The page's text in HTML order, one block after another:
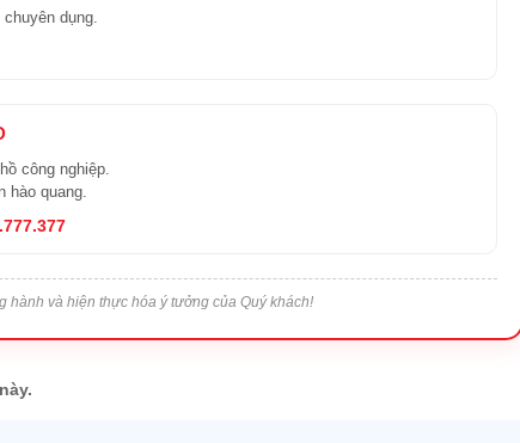
dụng.
công nghiệp.
hào quang.
hành và hiện thực hóa ý tưởng của Quý khách!